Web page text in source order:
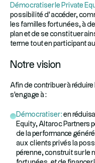
Démocratiser le Private
possibilité d’accéder,
les familles fortunées, à
plan et de se constituer
terme tout en participant
Notre vision
Afin de contribuer à
s'engage à :
Démocratiser : en
Equity, Altaroc Partners
de la performance
aux clients privés la
pérenne, construit sur le